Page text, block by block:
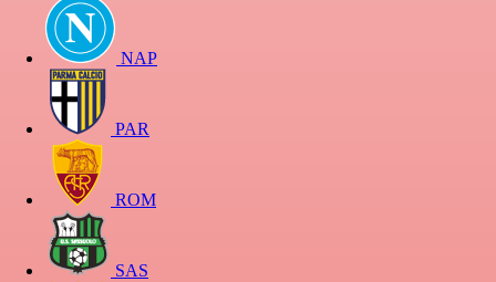
NAP
PAR
ROM
SAS